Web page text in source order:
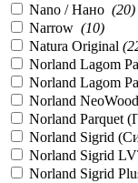
Nano / Нано (20)
Narrow (10)
Natura Original (
Norland Lagom
Norland Lagom
Norland
Norland Parquet
Norland Sigrid
Norland Sigrid
Norland Sigrid